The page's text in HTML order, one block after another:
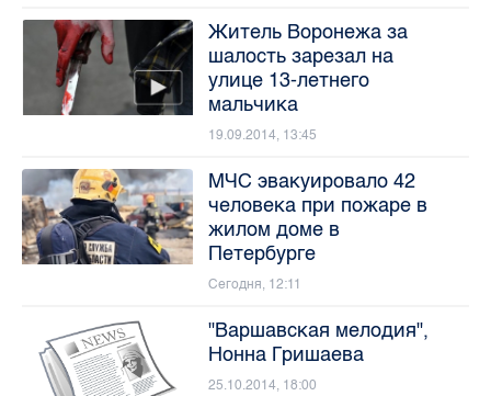
Житель Воронежа за
шалость зарезал на
улице 13-летнего
мальчика
19.09.2014, 13:45
МЧС эвакуировало 42
человека при пожаре в
жилом доме в
Петербурге
Сегодня, 12:11
"Варшавская мелодия",
Нонна Гришаева
25.10.2014, 18:00